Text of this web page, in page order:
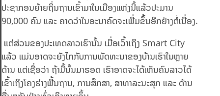
ປະຊາກອນຍ້າຍຖິ່ນຖານເຂົ້າມາໃນເມືອງແຫ່ງນີ້ແລ້ວປະມານ
90,000 ຄົນ ແລະ ຄາດວ່າໃນອະນາຄົດຈະເພີ່ມຂຶ້ນອີກຢ່າງຕໍ່ເນື່ອງ.
ແຕ່ສ່ວນຂອງປະເທດລາວເຮົານັ້ນ ເມື່ອເວົ້າເຖິງ Smart City
ແລ້ວ ແມ່ນອາດຈະຍັງໄກກັບການພັດທະນາຂອງບ້ານເຮົາໃນຫຼາຍ
ດ້ານ ແຕ່ເຊື່ອວ່າ ຖ້າມື້ນັ້ນມາຮອດ ເຮົາອາດຈະໄດ້ເຫັນຄົນລາວໄດ້
ເຂົ້າເຖິງໂຄງຮ່າງພື້ນຖານ, ການສຶກສາ, ສາທາລະນະສຸກ ແລະ ດ້ານ